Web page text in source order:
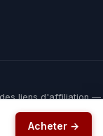
Acheter →
des liens d'affiliation —
nous aide